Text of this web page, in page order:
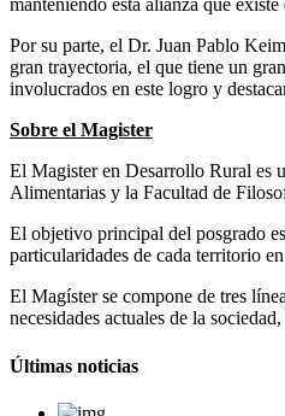
manteniendo esta alianza que
Por su parte, el Dr. Juan Pablo
gran trayectoria, el que tiene un
involucrados en este logro y
Sobre el Magister
El Magister en Desarrollo Rural es
Alimentarias y la Facultad de
El objetivo principal del posgrado
particularidades de cada territorio
El Magíster se compone de tres
necesidades actuales de la
Últimas noticias